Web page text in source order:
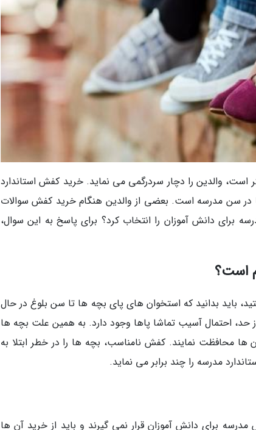
والدین را دچار سردرگمی می نماید. خرید کفش استاندارد
در سن مدرسه است. بعضی از والدین هنگام خرید کفش سوالات
برای دانش آموزان را انتخاب کرد؟ برای پاسخ به این سوال،
است؟
باید بدانید که استخوان های پای بچه ها تا سن بلوغ در حال
احتمال آسیب تماشا پاها وجود دارد. به همین علت بچه ها
محافظت نمایند. کفش نامناسب، بچه ها را در خطر ابتلا به
مدرسه را چند برابر می نماید.
برای دانش آموزان قرار نمی گیرند و باید از خرید آن ها